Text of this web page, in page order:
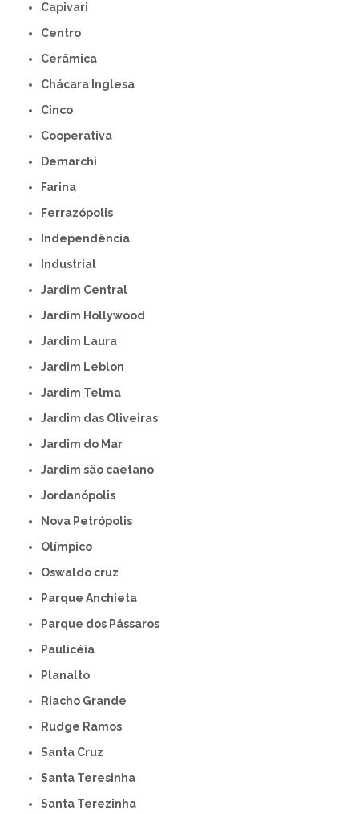
Capivari
Centro
Cerâmica
Chácara Inglesa
Cinco
Cooperativa
Demarchi
Farina
Ferrazópolis
Independência
Industrial
Jardim Central
Jardim Hollywood
Jardim Laura
Jardim Leblon
Jardim Telma
Jardim das Oliveiras
Jardim do Mar
Jardim são caetano
Jordanópolis
Nova Petrópolis
Olímpico
Oswaldo cruz
Parque Anchieta
Parque dos Pássaros
Paulicéia
Planalto
Riacho Grande
Rudge Ramos
Santa Cruz
Santa Teresinha
Santa Terezinha